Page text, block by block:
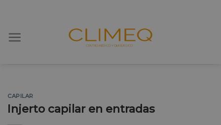
CAPILAR
Injerto capilar en entradas